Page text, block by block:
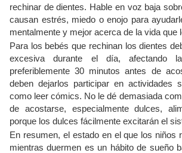
rechinar de dientes. Hable en voz baja
causan estrés, miedo o enojo para
mentalmente y mejor acerca de la vida que
Para los bebés que rechinan los dientes
excesiva durante el día, afectando
preferiblemente 30 minutos antes de
deben dejarlos participar en actividades
como leer cómics. No le dé demasiada
de acostarse, especialmente dulces,
porque los dulces fácilmente excitarán el
En resumen, el estado en el que los niños
mientras duermen es un hábito de sueño